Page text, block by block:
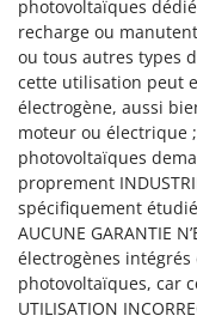
photovoltaïques
recharge ou
ou tous autres types
cette utilisation peut
électrogène, aussi
moteur ou électrique
photovoltaïques
proprement
spécifiquement
AUCUNE GARANTIE
électrogènes
photovoltaïques, car
UTILISATION